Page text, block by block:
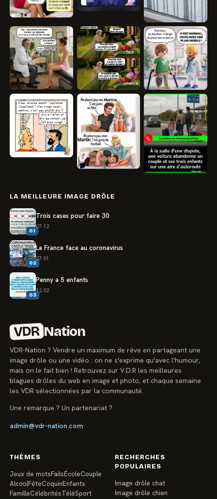
LA MEILLEURE IMAGE DRÔLE
01
Trois cases pour faire 30
07.12
02
La France face au coronavirus
27.01
03
Penny a 5 enfants
12.02
VDR Nation
VDR-Nation ? Vendre un maximum de rêve en partageant une
image drôle ou une vidéo : on ne s'exprime qu'avec l'humour,
mais on le fait bien ! Retrouvez sur V.D.R les meilleures
blagues drôles du web en image et photo, et chaque semaine
les VDR sélectionnées par la communauté.
Une remarque ? Un partenariat ?
admin@vdr-nation.com
THÈMES
Jeux de motsFailsÉcoleCouple
AlcoolFêteCoquinEnfants
FamilleCélébritésTéléSport
RECHERCHES
POPULAIRES
Image drôle chat
Image drôle chien